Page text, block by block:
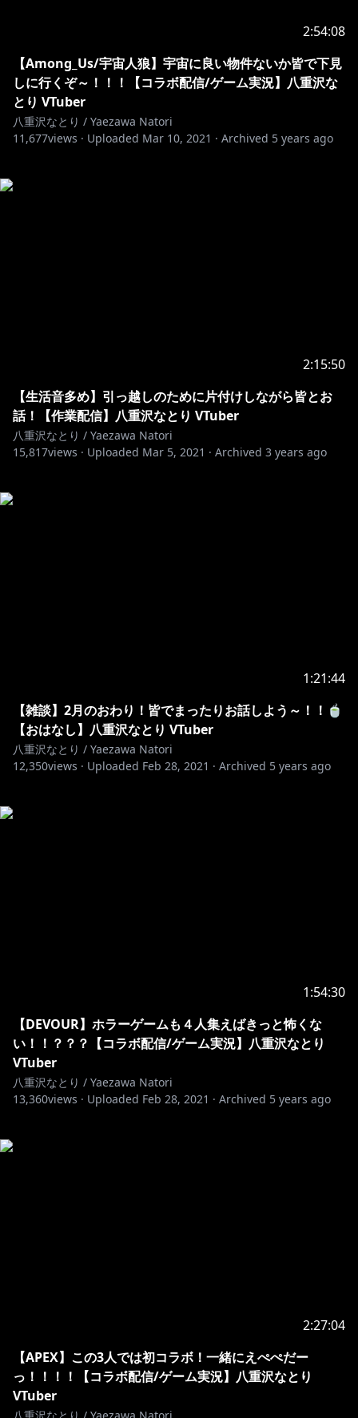
2:54:08
【Among_Us/宇宙人狼】宇宙に良い物件ないか皆で下見
しに行くぞ～！！！【コラボ配信/ゲーム実況】八重沢な
とり VTuber
八重沢なとり / Yaezawa Natori
11,677views · Uploaded Mar 10, 2021 · Archived 5 years ago
2:15:50
【生活音多め】引っ越しのために片付けしながら皆とお
話！【作業配信】八重沢なとり VTuber
八重沢なとり / Yaezawa Natori
15,817views · Uploaded Mar 5, 2021 · Archived 3 years ago
1:21:44
【雑談】2月のおわり！皆でまったりお話しよう～！！🍵
【おはなし】八重沢なとり VTuber
八重沢なとり / Yaezawa Natori
12,350views · Uploaded Feb 28, 2021 · Archived 5 years ago
1:54:30
【DEVOUR】ホラーゲームも４人集えばきっと怖くな
い！！？？？【コラボ配信/ゲーム実況】八重沢なとり
VTuber
八重沢なとり / Yaezawa Natori
13,360views · Uploaded Feb 28, 2021 · Archived 5 years ago
2:27:04
【APEX】この3人では初コラボ！一緒にえぺぺだー
っ！！！！【コラボ配信/ゲーム実況】八重沢なとり
VTuber